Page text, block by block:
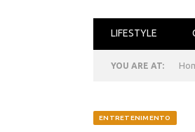
LIFESTYLE
YOU ARE AT:
ENTRETENIMENTO